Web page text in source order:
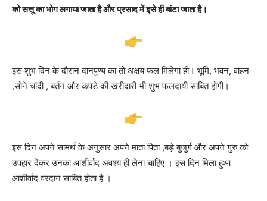
को सत्तू का भोग लगाया जाता है और प्रसाद में इसे ही बांटा जाता है।
इस शुभ दिन के दौरान दानपुण्य का तो अक्षय फल मिलेगा ही। भूमि, भवन, वाहन
,सोने चांदी , बर्तन और कपड़े की खरीदारी भी शुभ फलदायी साबित होगी।
इस दिन अपने सामर्थ के अनुसार अपने माता पिता ,बड़े बुजुर्ग और अपने गुरु को
उपहार देकर उनका आशीर्वाद अवश्य ही लेना चाहिए । इस दिन मिला हुआ
आशीर्वाद वरदान साबित होता है ।